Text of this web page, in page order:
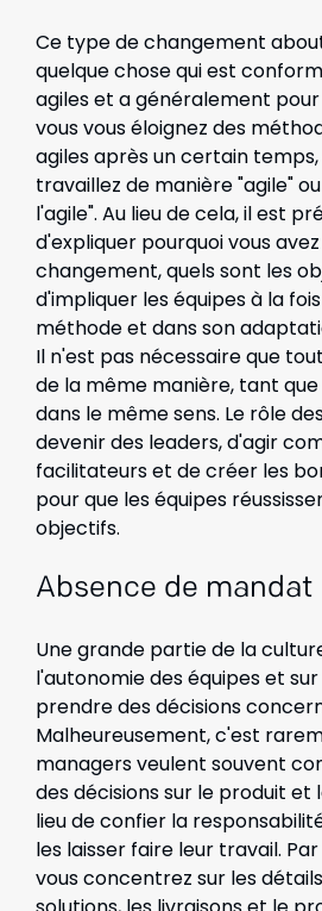
Ce type de changement
quelque chose qui est
agiles et a généralement
vous vous éloignez des
agiles après un certain
travaillez de manière "agile"
l'agile". Au lieu de cela, il est
d'expliquer pourquoi vous
changement, quels sont les
d'impliquer les équipes à la
méthode et dans son
Il n'est pas nécessaire que
de la même manière, tant
dans le même sens. Le rôle
devenir des leaders, d'agir
facilitateurs et de créer les
pour que les équipes
objectifs.
Absence de mandat
Une grande partie de la
l'autonomie des équipes et
prendre des décisions
Malheureusement, c'est
managers veulent souvent
des décisions sur le produit et
lieu de confier la
les laisser faire leur travail.
vous concentrez sur les